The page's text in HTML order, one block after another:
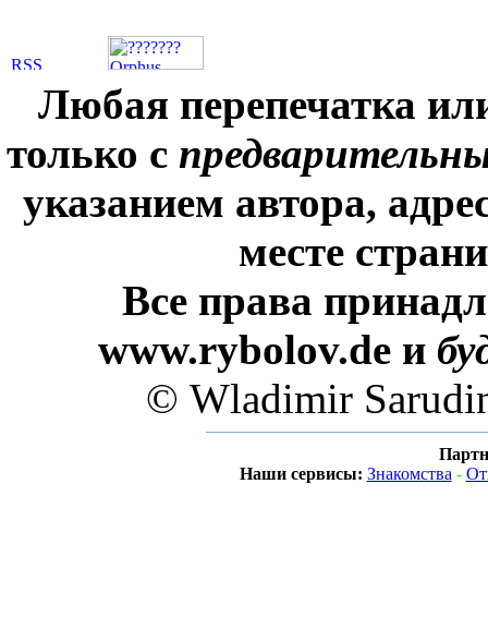
Любая перепечатка
только с
указанием автора,
месте
Все права
www.rybolov.de и
© Wladimir
Наши сервисы: Знакомства -